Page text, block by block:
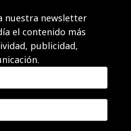
nuestra newsletter
el contenido más
publicidad,